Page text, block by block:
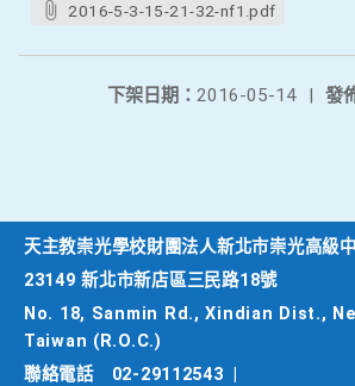
2016-5-3-15-21-32-nf1.pdf
發
下架日期： 2016-05-14
|
天主教崇光學校財團法人新北市崇光高級
23149 新北市新店區三民路18號
No. 18, Sanmin Rd., Xindian Dist.,
Taiwan (R.O.C.)
聯絡電話
02-29112543